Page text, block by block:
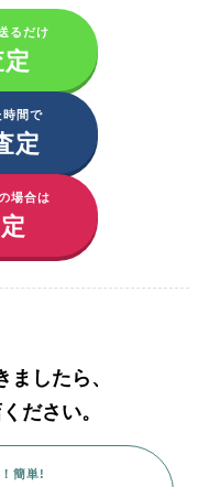
るだけ
間で
定
場合は
したら、
ださい。
簡単!